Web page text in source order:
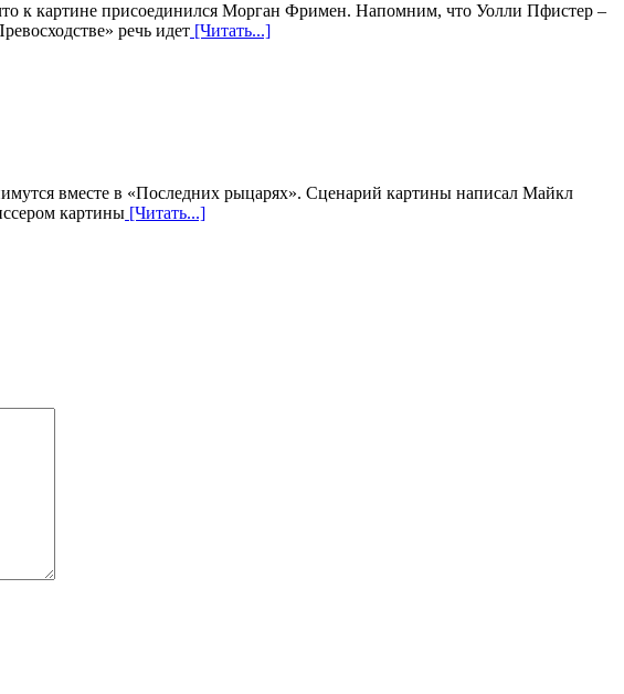
к картине присоединился Морган Фримен. Напомним, что Уолли Пфистер –
речь идет [Читать...]
вместе в «Последних рыцарях». Сценарий картины написал Майкл
картины [Читать...]